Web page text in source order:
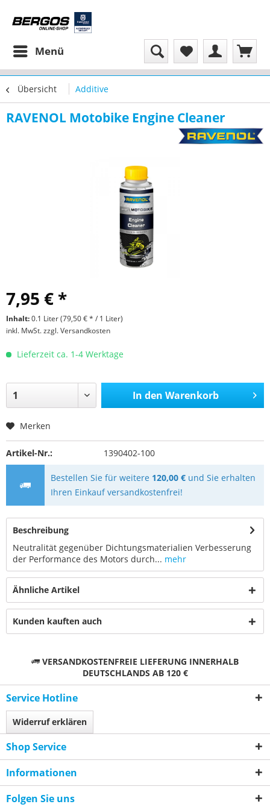
Menü
Übersicht Additive
RAVENOL Motobike Engine Cleaner
7,95 € *
Inhalt:0.1 Liter (79,50 € * / 1 Liter)
inkl. MwSt.zzgl. Versandkosten
Lieferzeit ca. 1-4 Werktage
In den Warenkorb
Merken
Artikel-Nr.: 1390402-100
Bestellen Sie für weitere 120,00 € und Sie erhalten
Ihren Einkauf versandkostenfrei!
Beschreibung
Neutralität gegenüber Dichtungsmaterialien Verbesserung
der Performance des Motors durch... mehr
Ähnliche Artikel
Kunden kauften auch
VERSANDKOSTENFREIE LIEFERUNG INNERHALB
DEUTSCHLANDS AB 120 €
Service Hotline
Widerruf erklären
Shop Service
Informationen
Folgen Sie uns